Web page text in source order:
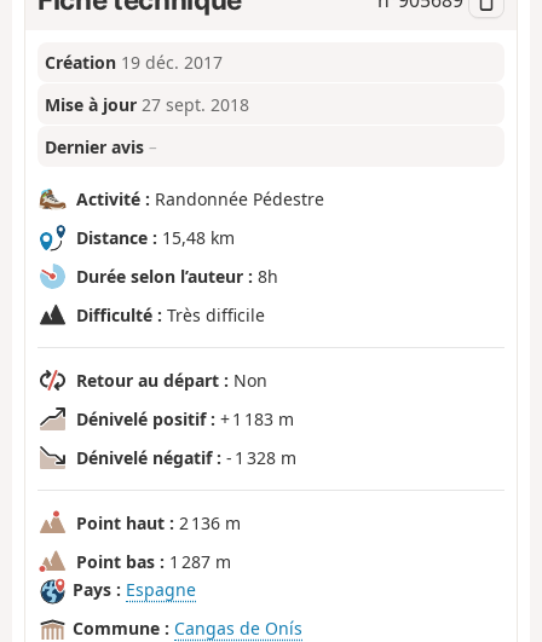
Création 19 déc. 2017
Mise à jour 27 sept. 2018
Dernier avis –
Activité : Randonnée Pédestre
Distance : 15,48 km
Durée selon l’auteur : 8h
Difficulté : Très difficile
Retour au départ : Non
Dénivelé positif : + 1 183 m
Dénivelé négatif : - 1 328 m
Point haut : 2 136 m
Point bas : 1 287 m
Pays : Espagne
Commune : Cangas de Onís